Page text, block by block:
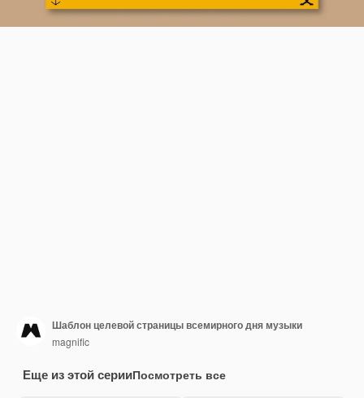
Шаблон целевой страницы всемирного дня музыки
magnific
Еще из этой серииПосмотреть все